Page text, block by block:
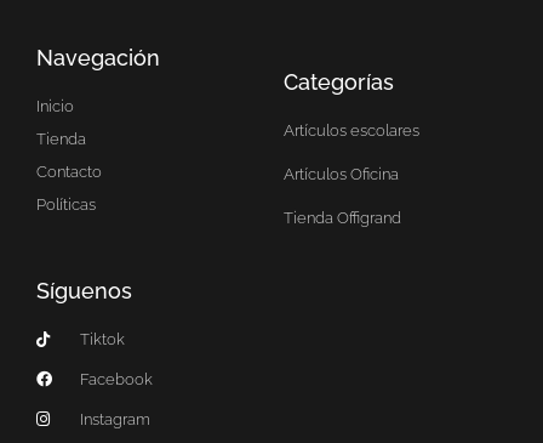
Navegación
Inicio
Tienda
Contacto
Políticas
Categorías
Artículos escolares
Artículos Oficina
Tienda Offigrand
Síguenos
Tiktok
Facebook
Instagram